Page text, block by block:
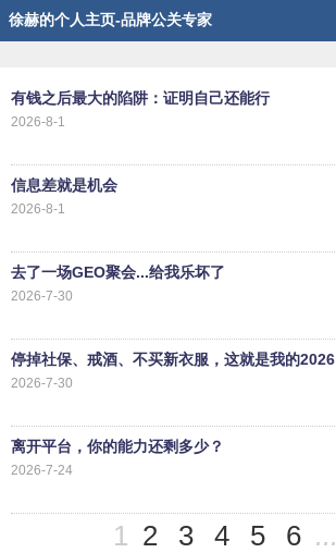
徐赫的个人主页-品牌公关专家
有钱之后最大的陷阱：证明自己还能行
2026-8-1
信息差就是机会
2026-8-1
去了一场GEO聚会...给我乐坏了
2026-7-30
停掉社保、戒酒、不买新衣服，这就是我的2026
2026-7-30
离开平台，你的能力还剩多少？
2026-7-24
1 2 3 4 5 6 ...